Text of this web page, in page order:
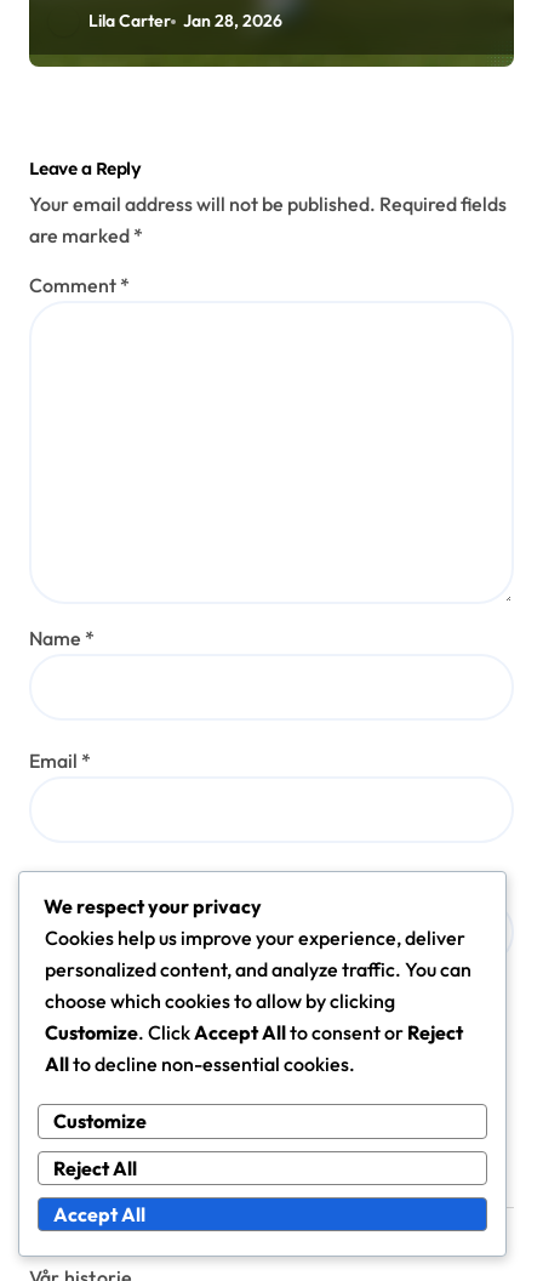
17 kvinne-VM 2024
Lila Carter Jan 28, 2026
Leave a Reply
Your email address will not be published. Required fields
are marked *
Comment *
Name *
Email *
Save my name, email, and website in this browser for
the next time I comment.
Lenker
We respect your privacy
Cookies help us improve your experience, deliver
personalized content, and analyze traffic. You can
choose which cookies to allow by clicking
Customize. ClickAccept Allto consent or Reject
Allto decline non-essential cookies.
Customize
Reject All
Accept All